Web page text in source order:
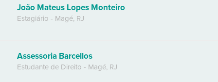
João Mateus Lopes Monteiro
Estagiário - Magé, RJ
Assessoria Barcellos
Estudante de Direito - Magé, RJ